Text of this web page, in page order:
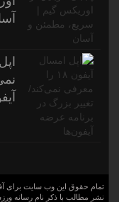
تمام حقوق این وب سایت برای
نشر مطالب با ذکر نام رسانه